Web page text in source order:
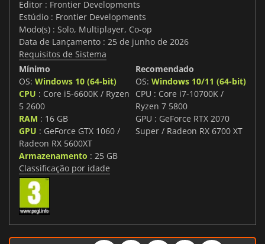
Editor : Frontier Developments
Estúdio : Frontier Developments
Modo(s) : Solo, Multiplayer, Co-op
Data de Lançamento : 25 de junho de 2026
Requisitos de Sistema
Mínimo
OS: Windows 10 (64-bit)
CPU : Core i5-6600K / Ryzen
5 2600
RAM : 16 GB
GPU : GeForce GTX 1060 /
Radeon RX 5600XT
Armazenamento : 25 GB
Recomendado
OS: Windows 10/11 (64-bit)
CPU : Core i7-10700K /
Ryzen 7 5800
GPU : GeForce RTX 2070
Super / Radeon RX 6700 XT
Classificação por idade